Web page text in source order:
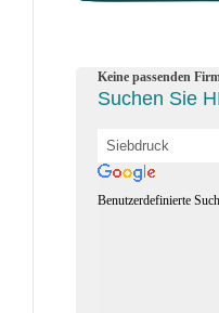
Keine passenden
Suchen Sie
Benutzerdefinierte